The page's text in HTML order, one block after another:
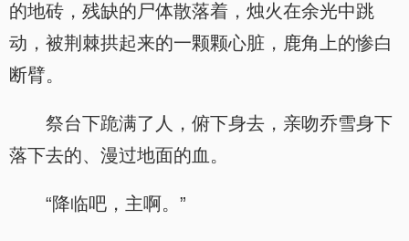
的地砖，残缺的尸体散落着，烛火在余光中跳
动，被荆棘拱起来的一颗颗心脏，鹿角上的惨白
断臂。
祭台下跪满了人，俯下身去，亲吻乔雪身下
落下去的、漫过地面的血。
“降临吧，主啊。”